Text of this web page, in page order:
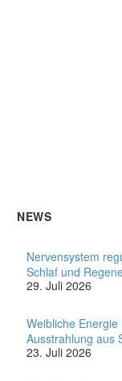
NEWS
Nervensystem
Schlaf und
29. Juli 2026
Weibliche
Ausstrahlung aus
23. Juli 2026